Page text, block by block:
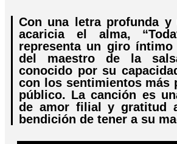
Con una letra profunda
acaricia el alma,
representa un giro
del maestro de la
conocido por su
con los sentimientos más
público. La canción es
de amor filial y gratitud
bendición de tener a su